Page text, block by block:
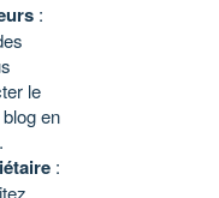
:
le
en
.
: